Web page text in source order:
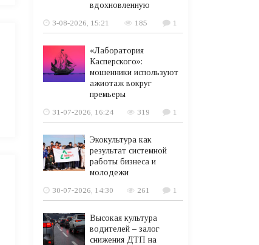
вдохновленную
3-08-2026, 15:21
185 1
«Лаборатория
Касперского»:
мошенники используют
ажиотаж вокруг
премьеры
31-07-2026, 16:24
319 1
Экокультура как
результат системной
работы бизнеса и
молодежи
30-07-2026, 14:30
261 1
Высокая культура
водителей – залог
снижения ДТП на